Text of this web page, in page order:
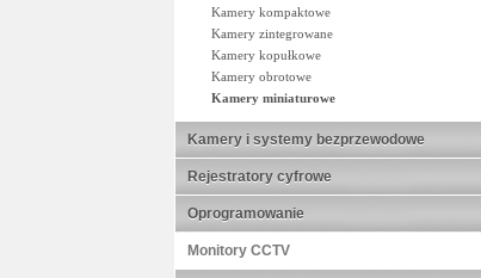
Kamery kompaktowe
Kamery zintegrowane
Kamery kopułkowe
Kamery obrotowe
Kamery miniaturowe
Kamery i systemy bezprzewodowe
Rejestratory cyfrowe
Oprogramowanie
Monitory CCTV